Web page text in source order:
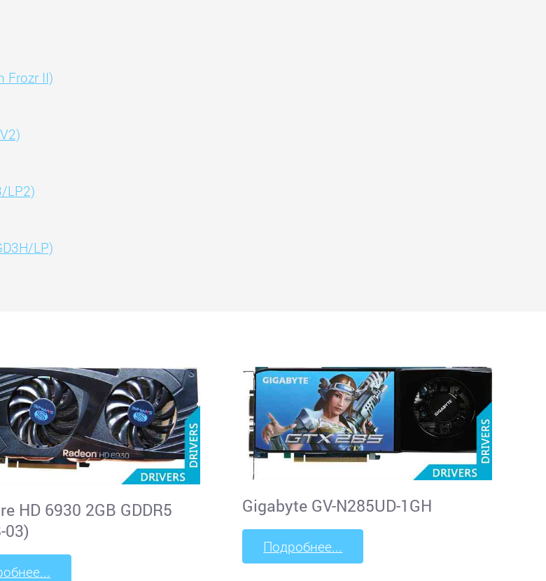
Frozr II)
LP2)
LP)
HD 6930 2GB GDDR5
03)
Gigabyte GV-N285UD-1GH
Подробнее...